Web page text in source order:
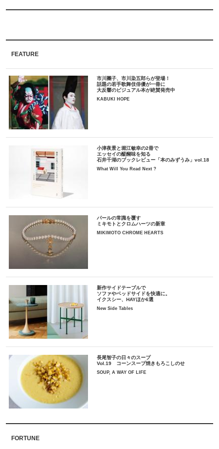
FEATURE
市川團子、市川染五郎らが登場！
話題の若手歌舞伎俳優が一冊に
大反響のビジュアル本が絶賛発売中
KABUKI HOPE
小津夜景と堀江敏幸の2冊で
エッセイの醍醐味を知る
石井千湖のブックレビュー「本のみずうみ」vol.18
What Will You Read Next ?
パールの常識を覆す
ミキモトとクロムハーツの新章
MIKIMOTO CHROME HEARTS
新作サイドテーブルで
ソファやベッドサイドを快適に。
イクスシー、HAYほか6選
New Side Tables
長尾智子の日々のスープ
Vol.19 コーンスープ焼きもろこしのせ
SOUP, A WAY OF LIFE
FORTUNE